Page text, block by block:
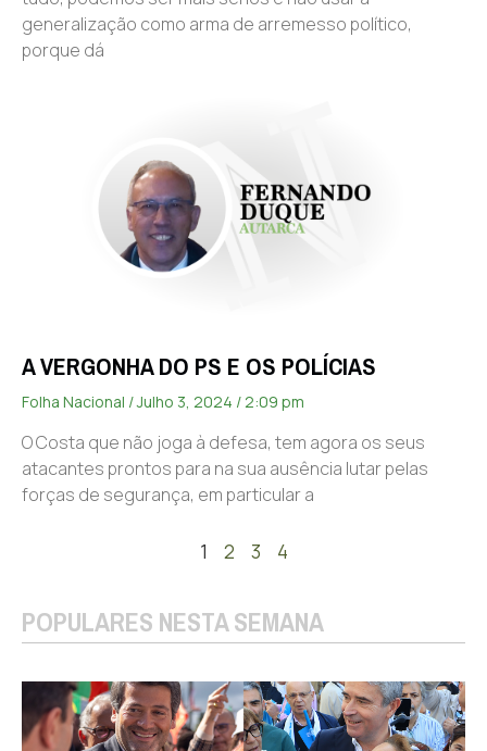
generalização como arma de arremesso político,
porque dá
A VERGONHA DO PS E OS POLÍCIAS
Folha Nacional Julho 3, 2024 2:09 pm
O Costa que não joga à defesa, tem agora os seus
atacantes prontos para na sua ausência lutar pelas
forças de segurança, em particular a
1 2 3 4
POPULARES NESTA SEMANA